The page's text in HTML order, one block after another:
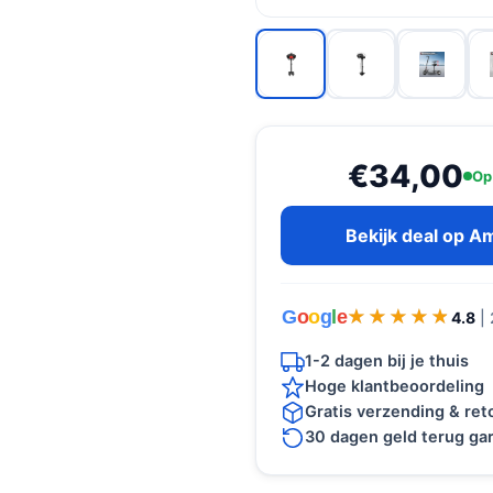
€34,00
Bekijk deal op
Goog e★★★★★
★★★★★ 4.8
1-2 dagen bij je thuis
Hoge klantbeoordeling
Gratis verzending &
30 dagen geld terug